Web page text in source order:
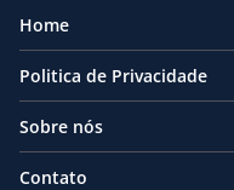
Home
Politica de Privacidade
Sobre nós
Contato